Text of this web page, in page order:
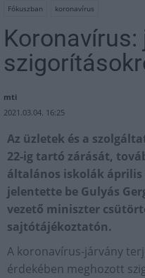
Fókuszban koronavírus
Koronavírus:
mti
2021.03.04. 16:25
Az üzletek és a
22-ig tartó zárását,
általános iskolák április
jelentette be Gulyás
vezető miniszter
sajtótájékoztatón.
A koronavírus-járvány
érdekében meghozott